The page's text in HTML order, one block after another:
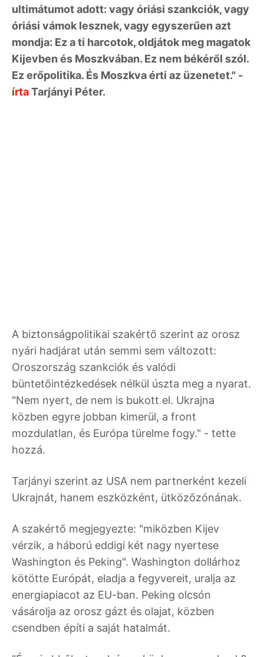
ultimátumot adott: vagy óriási szankciók, vagy
óriási vámok lesznek, vagy egyszerűen azt
mondja: Ez a ti harcotok, oldjátok meg magatok
Kijevben és Moszkvában. Ez nem békéről szól.
Ez erőpolitika. És Moszkva érti az üzenetet." -
írtaTarjányi Péter.
A biztonságpolitikai szakértő szerint az orosz
nyári hadjárat után semmi sem változott:
Oroszország szankciók és valódi
büntetőintézkedések nélkül úszta meg a nyarat.
"Nem nyert, de nem is bukott el. Ukrajna
közben egyre jobban kimerül, a front
mozdulatlan, és Európa türelme fogy." - tette
hozzá.
Tarjányi szerint az USA nem partnerként kezeli
Ukrajnát, hanem eszközként, ütközőzónának.
A szakértő megjegyezte: "miközben Kijev
vérzik, a háború eddigi két nagy nyertese
Washington és Peking". Washington dollárhoz
kötötte Európát, eladja a fegyvereit, uralja az
energiapiacot az EU-ban. Peking olcsón
vásárolja az orosz gázt és olajat, közben
csendben építi a saját hatalmát.